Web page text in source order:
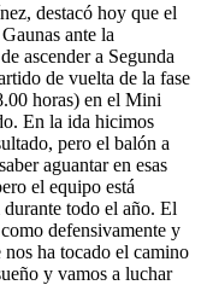
destacó hoy que el
ante la
ascender a Segunda
de vuelta de la fase
horas) en el Mini
En la ida hicimos
pero el balón a
aguantar en esas
el equipo está
todo el año. El
defensivamente y
nos ha tocado el camino
y vamos a luchar